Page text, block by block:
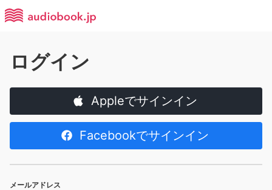
ログイン
Appleでサインイン
Facebookでサインイン
メールアドレス